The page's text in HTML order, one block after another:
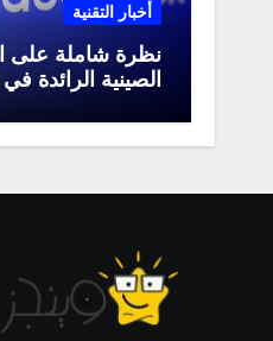
أخبار التقنية
نظرة شاملة على
الصينية الرائدة في
وكيف تستفيد
2025